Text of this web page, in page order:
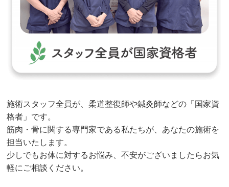
施術スタッフ全員が、柔道整復師や鍼灸師などの「国家資
格者」です。
筋肉・骨に関する専門家である私たちが、あなたの施術を
担当いたします。
少しでもお体に対するお悩み、不安がございましたらお気
軽にご相談ください。